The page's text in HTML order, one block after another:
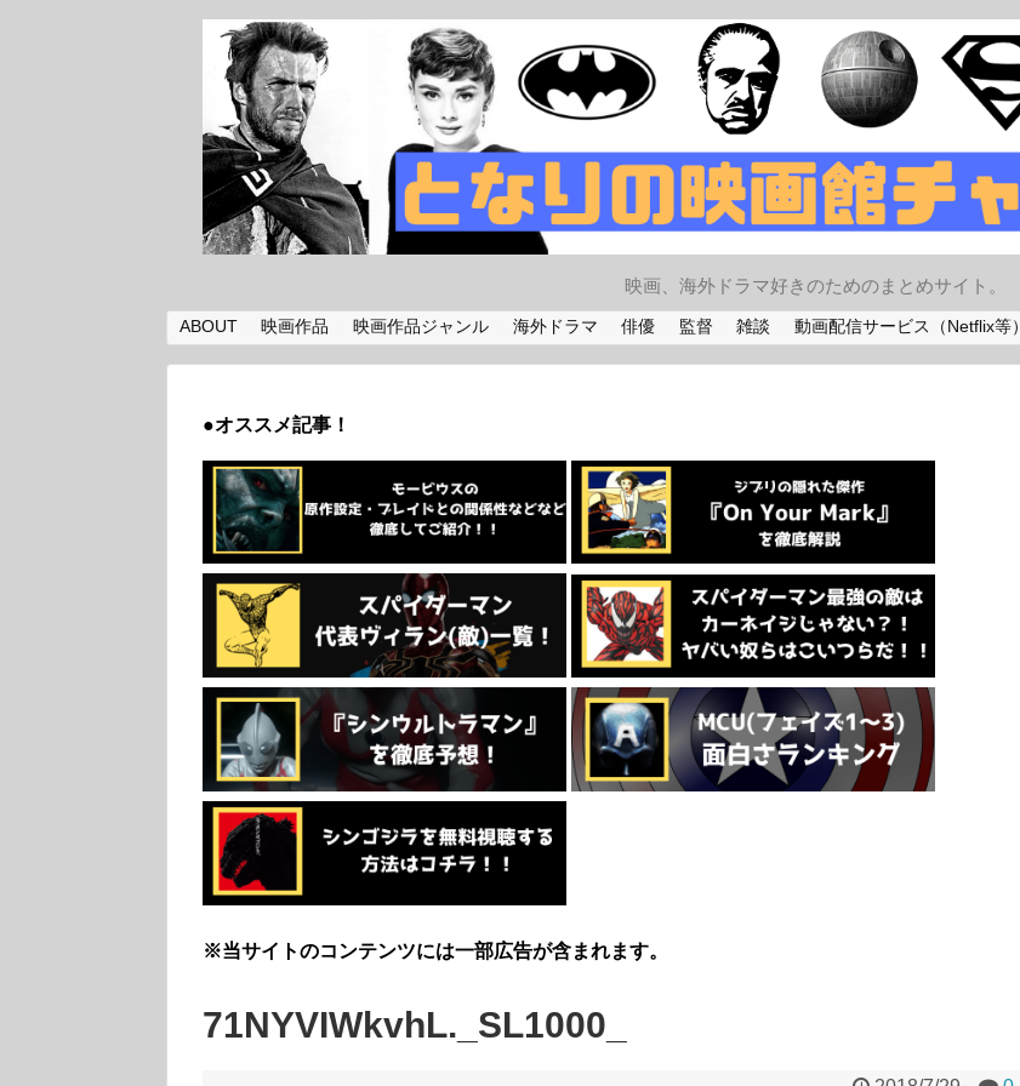
映画、海外ドラマ好きのためのまとめサイト。
ABOUT 映画作品 映画作品ジャンル 海外ドラマ 俳優 監督 雑談 動画配信サービス（Netflix等）
●オススメ記事！
※当サイトのコンテンツには一部広告が含まれます。
71NYVIWkvhL._SL1000_